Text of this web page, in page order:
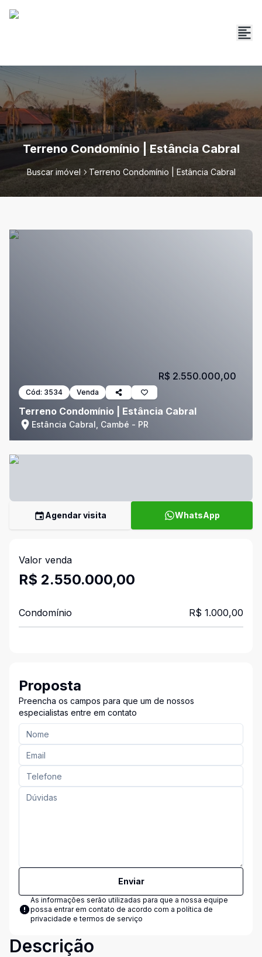
Terreno Condomínio | Estância Cabral
Buscar imóvel Terreno Condomínio | Estância Cabral
Cód: 3534 Venda
Terreno Condomínio | Estância Cabral
Estância Cabral, Cambé - PR
R$ 2.550.000,00
Agendar visita WhatsApp
Valor venda
R$ 2.550.000,00
Condomínio R$ 1.000,00
Proposta
Preencha os campos para que um de nossos
especialistas entre em contato
Enviar
As informações serão utilizadas para que a nossa equipe
possa entrar em contato de acordo com a política de
privacidade e termos de serviço
Descrição